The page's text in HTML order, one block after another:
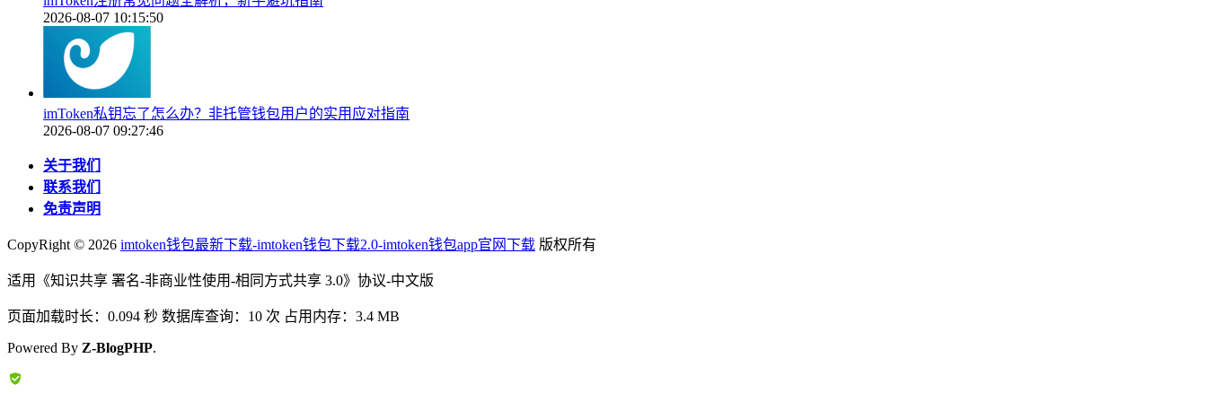
2026-08-07 10:15:50
imToken私钥忘了怎么办？非托管钱包用户的实用应对指南
2026-08-07 09:27:46
关于我们
联系我们
免责声明
CopyRight © 2026 imtoken钱包最新下载-imtoken钱包下载2.0-imtoken钱包app官网下载 版权所有
适用《知识共享 署名-非商业性使用-相同方式共享 3.0》协议-中文版
页面加载时长：0.094 秒 数据库查询：10 次 占用内存：3.4 MB
Powered By Z-BlogPHP.